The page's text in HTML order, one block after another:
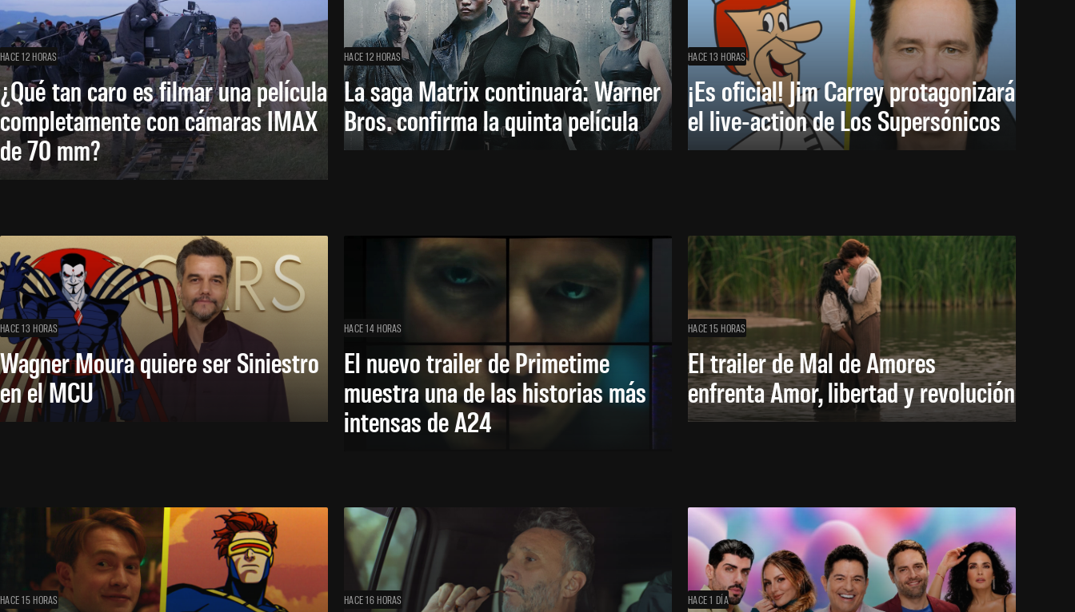
HACE 12 HORAS
¿Qué tan caro es filmar una película
completamente con cámaras IMAX
de 70 mm?
HACE 12 HORAS
La saga Matrix continuará: Warner
Bros. confirma la quinta película
HACE 13 HORAS
¡Es oficial! Jim Carrey protagonizará
el live-action de Los Supersónicos
HACE 13 HORAS
Wagner Moura quiere ser Siniestro
en el MCU
HACE 14 HORAS
El nuevo trailer de Primetime
muestra una de las historias más
intensas de A24
HACE 15 HORAS
El trailer de Mal de Amores
enfrenta Amor, libertad y revolución
HACE 15 HORAS HACE 16 HORAS HACE 1 DÍA